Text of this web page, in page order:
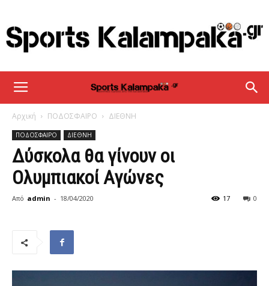
sportskalampaka
Αρχική ΠΟΔΟΣΦΑΙΡΟ ΔΙΕΘΝΗ
ΠΟΔΟΣΦΑΙΡΟ ΔΙΕΘΝΗ
Δύσκολα θα γίνουν οι
Ολυμπιακοί Αγώνες
Από admin - 18/04/2020 0
17